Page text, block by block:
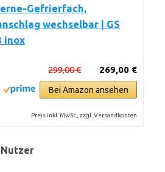
Gefrierfach,
wechselbar | GS
inox
269,00 €
299,00 €
Bei Amazon ansehen
Preis inkl. MwSt., zzgl. Versandkosten